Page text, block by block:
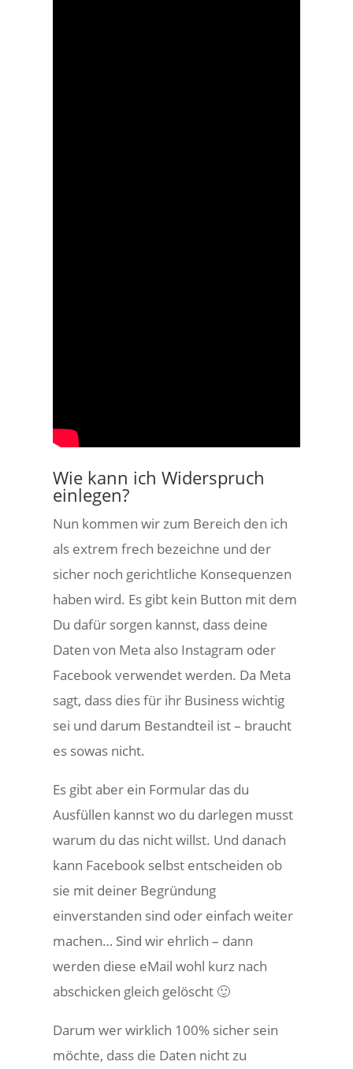
Wie kann ich Widerspruch
einlegen?
Nun kommen wir zum Bereich den ich
als extrem frech bezeichne und der
sicher noch gerichtliche Konsequenzen
haben wird. Es gibt kein Button mit dem
Du dafür sorgen kannst, dass deine
Daten von Meta also Instagram oder
Facebook verwendet werden. Da Meta
sagt, dass dies für ihr Business wichtig
sei und darum Bestandteil ist – braucht
es sowas nicht.
Es gibt aber ein Formular das du
Ausfüllen kannst wo du darlegen musst
warum du das nicht willst. Und danach
kann Facebook selbst entscheiden ob
sie mit deiner Begründung
einverstanden sind oder einfach weiter
machen… Sind wir ehrlich – dann
werden diese eMail wohl kurz nach
abschicken gleich gelöscht 🙂
Darum wer wirklich 100% sicher sein
möchte, dass die Daten nicht zu